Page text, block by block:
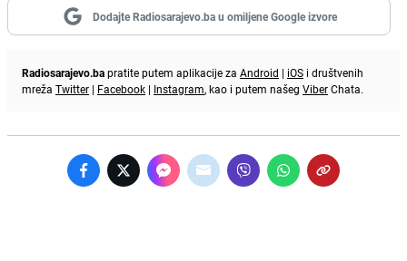
Dodajte Radiosarajevo.ba u omiljene Google izvore
Radiosarajevo.bapratite putem aplikacije za Android | iOS i društvenih
mreža Twitter | Facebook | Instagram, kao i putem našeg ViberChata.